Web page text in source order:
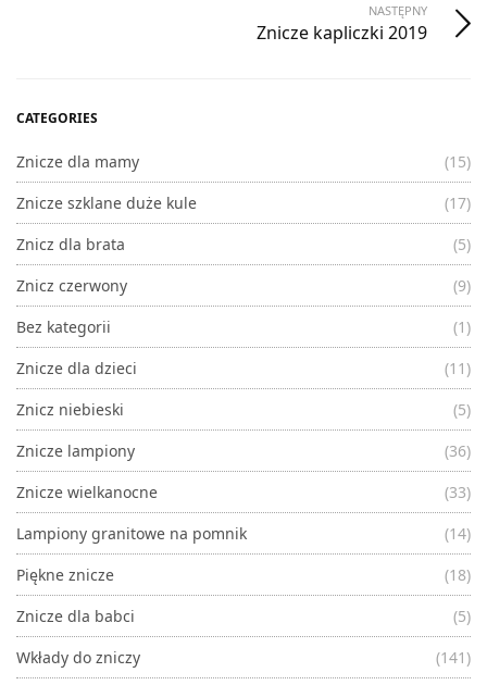
NASTĘPNY
Znicze kapliczki 2019
CATEGORIES
Znicze dla mamy
(15)
Znicze szklane duże kule
(17)
Znicz dla brata
(5)
Znicz czerwony
(9)
Bez kategorii
(1)
Znicze dla dzieci
(11)
Znicz niebieski
(5)
Znicze lampiony
(36)
Znicze wielkanocne
(33)
Lampiony granitowe na pomnik
(14)
Piękne znicze
(18)
Znicze dla babci
(5)
Wkłady do zniczy
(141)